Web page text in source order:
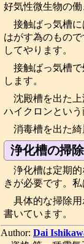
好気性微生物の
接触ばっ気槽
はがす為のもの
してやります。
接触ばっ気槽
します。
沈殿槽を出た
ハイクロンという
消毒槽を出た
浄化槽の掃
浄化槽は定期
きが必要です。
具体的な掃除
書いています。
Author: Dai